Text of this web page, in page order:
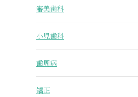
審美歯科
小児歯科
歯周病
矯正